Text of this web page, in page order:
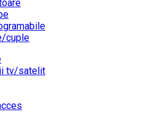
cuple
tv/satelit